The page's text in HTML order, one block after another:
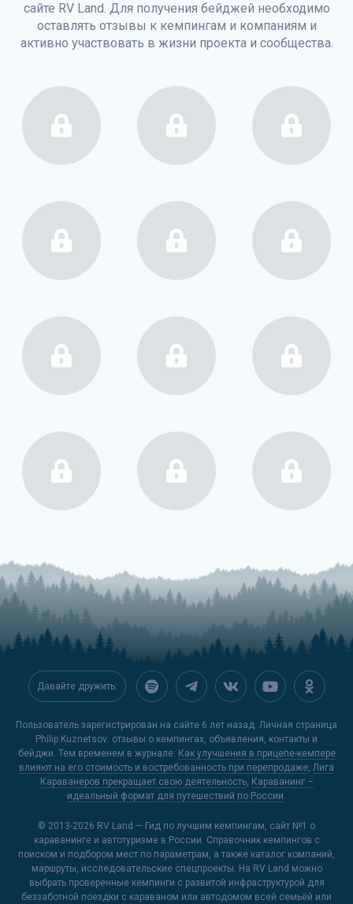
сайте RV Land. Для получения бейджей необходимо
оставлять отзывы к кемпингам и компаниям и
активно участвовать в жизни проекта и сообщества.
Давайте дружить:
Пользователь зарегистрирован на сайте 6 лет назад. Личная страница
Philip Kuznetsov: отзывы о кемпингах, объявления, контакты и
бейджи. Тем временем в журнале: Как улучшения в прицепе-кемпере
влияют на его стоимость и востребованность при перепродаже, Лига
Караванеров прекращает свою деятельность, Караванинг –
идеальный формат для путешествий по России.
© 2013-2026 RV Land — Гид по лучшим кемпингам, сайт №1 о
караванинге и автотуризме в России. Справочник кемпингов с
поиском и подбором мест по параметрам, а также каталог компаний,
маршруты, исследовательские спецпроекты. На RV Land можно
выбрать проверенные кемпинги с развитой инфраструктурой для
беззаботной поездки с караваном или автодомом всей семьёй или